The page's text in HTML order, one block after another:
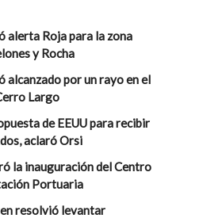
alerta Roja para la zona
y Rocha
alcanzado por un rayo en el
Largo
de EEUU para recibir
aclaró Orsi
la inauguración del Centro
Portuaria
resolvió levantar